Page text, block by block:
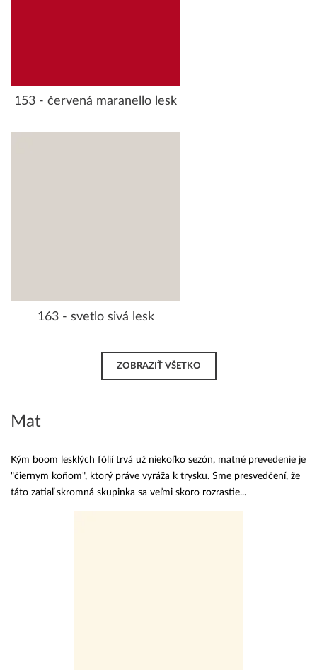
153 - červená maranello lesk
163 - svetlo sivá lesk
ZOBRAZIŤ VŠETKO
Mat
Kým boom lesklých fólií trvá už niekoľko sezón, matné prevedenie je
"čiernym koňom", ktorý práve vyráža k trysku. Sme presvedčení, že
táto zatiaľ skromná skupinka sa veľmi skoro rozrastie...